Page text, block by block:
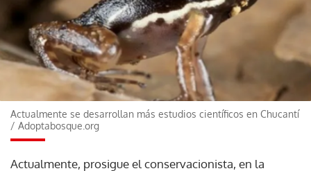
Actualmente se desarrollan más estudios científicos en Chucantí
/ Adoptabosque.org
Actualmente, prosigue el conservacionista, en la